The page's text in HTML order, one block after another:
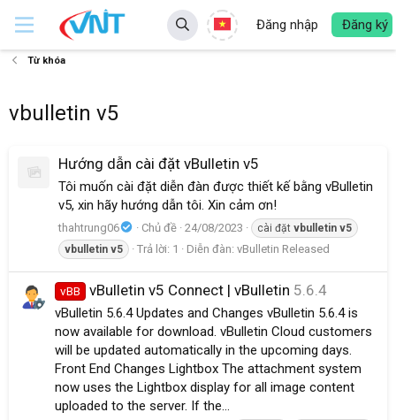
Đăng nhập Đăng ký
Từ khóa
vbulletin v5
Hướng dẫn cài đặt vBulletin v5
Tôi muốn cài đặt diễn đàn được thiết kế bằng vBulletin
v5, xin hãy hướng dẫn tôi. Xin cảm ơn!
thahtrung06 Chủ đề 24/08/2023 cài đặtvbulletin v5
vbulletin v5 Trả lời: 1 Diễn đàn: vBulletin Released
vBB vBulletin v5 Connect | vBulletin 5.6.4
vBulletin 5.6.4 Updates and Changes vBulletin 5.6.4 is
now available for download. vBulletin Cloud customers
will be updated automatically in the upcoming days.
Front End Changes Lightbox The attachment system
now uses the Lightbox display for all image content
uploaded to the server. If the...